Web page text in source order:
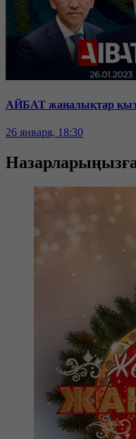
АЙБАТ жаңалықтар
26 января, 18:30